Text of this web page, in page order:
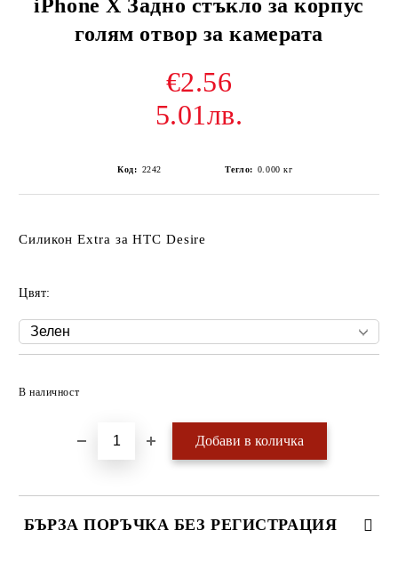
iPhone X Задно стъкло за корпус
голям отвор за камерата
€2.56
5.01лв.
Код: 2242 Тегло: 0.000 кг
Силикон Extra за HTC Desire
Цвят:
В наличност
БЪРЗА ПОРЪЧКА БЕЗ РЕГИСТРАЦИЯ